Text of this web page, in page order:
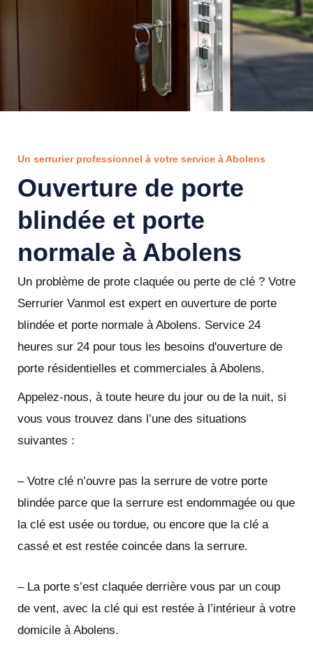
Un serrurier professionnel à votre service à Abolens
Ouverture de porte
blindée et porte
normale à Abolens
Un problème de prote claquée ou perte de clé ? Votre
Serrurier Vanmol est expert en ouverture de porte
blindée et porte normale à Abolens. Service 24
heures sur 24 pour tous les besoins d'ouverture de
porte résidentielles et commerciales à Abolens.
Appelez-nous, à toute heure du jour ou de la nuit, si
vous vous trouvez dans l’une des situations
suivantes :
– Votre clé n’ouvre pas la serrure de votre porte
blindée parce que la serrure est endommagée ou que
la clé est usée ou tordue, ou encore que la clé a
cassé et est restée coincée dans la serrure.
– La porte s’est claquée derrière vous par un coup
de vent, avec la clé qui est restée à l’intérieur à votre
domicile à Abolens.